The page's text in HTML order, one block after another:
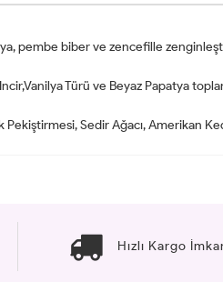
pembe biber ve zencefille
Türü ve Beyaz Papatya
Sedir Ağacı, Amerikan
Hızlı Kargo